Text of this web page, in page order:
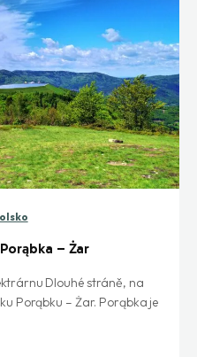
– Żar
Dlouhé stráně, na
Porąbku – Żar. Porąbka je